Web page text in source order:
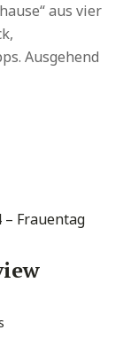
aus vier
Ausgehend